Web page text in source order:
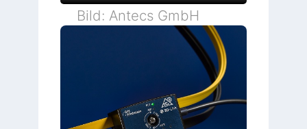
Bild: Antecs GmbH